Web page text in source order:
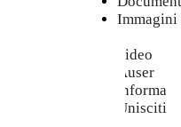
Immagini
video
Auser
informa
Unisciti